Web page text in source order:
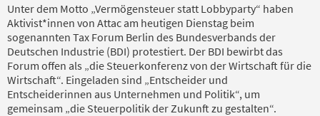
Unter dem Motto „Vermögensteuer statt Lobbyparty“ haben
Aktivist*innen von Attac am heutigen Dienstag beim
sogenannten Tax Forum Berlin des Bundesverbands der
Deutschen Industrie (BDI) protestiert. Der BDI bewirbt das
Forum offen als „die Steuerkonferenz von der Wirtschaft für die
Wirtschaft“. Eingeladen sind „Entscheider und
Entscheiderinnen aus Unternehmen und Politik“, um
gemeinsam „die Steuerpolitik der Zukunft zu gestalten“.